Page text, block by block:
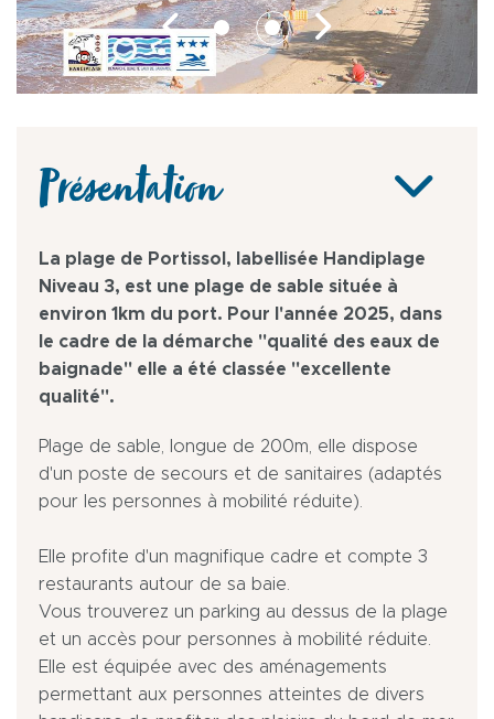
Présentation
La plage de Portissol, labellisée Handiplage
Niveau 3, est une plage de sable située à
environ 1km du port. Pour l'année 2025, dans
le cadre de la démarche "qualité des eaux de
baignade" elle a été classée "excellente
qualité".
Plage de sable, longue de 200m, elle dispose
d'un poste de secours et de sanitaires (adaptés
pour les personnes à mobilité réduite).
Elle profite d'un magnifique cadre et compte 3
restaurants autour de sa baie.
Vous trouverez un parking au dessus de la plage
et un accès pour personnes à mobilité réduite.
Elle est équipée avec des aménagements
permettant aux personnes atteintes de divers